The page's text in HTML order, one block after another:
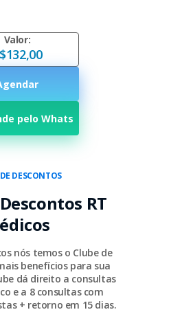
Valor:
pelo Whats
DESCONTOS
RT
nós temos o Clube de
benefícios para sua
dá direito a consultas
e a 8 consultas com
+ retorno em 15 dias.